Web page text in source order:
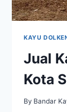
KAYU
Jual
Kota
By Bandar